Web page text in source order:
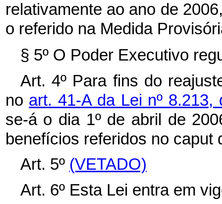
relativamente ao ano de
o referido na Medida
§ 5º O Poder Executivo
Art. 4º Para fins do
no art. 41-A da Lei nº
se-á o dia 1º de abril de
benefícios referidos no caput
Art. 5º (VETADO)
Art. 6º Esta Lei entra em